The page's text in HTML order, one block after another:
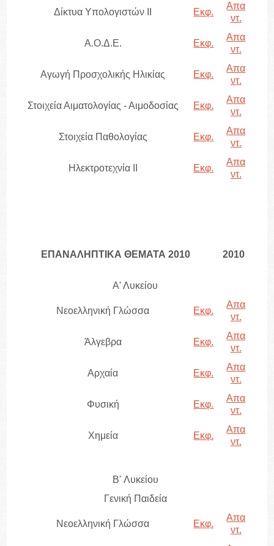
Δίκτυα Υπολογιστών ΙΙ Εκφ.
Απα
ντ.
Α.Ο.Δ.Ε. Εκφ.
Απα
ντ.
Αγωγή Προσχολικής Ηλικίας Εκφ.
Απα
ντ.
Στοιχεία Αιματολογίας - Αιμοδοσίας Εκφ.
Απα
ντ.
Στοιχεία Παθολογίας Εκφ.
Απα
ντ.
Ηλεκτροτεχνία ΙΙ Εκφ.
Απα
ντ.
ΕΠΑΝΑΛΗΠΤΙΚΑ ΘΕΜΑΤΑ 2010 2010
Α' Λυκείου
Νεοελληνική Γλώσσα Εκφ.
Απα
ντ.
Άλγεβρα Εκφ.
Απα
ντ.
Αρχαία Εκφ.
Απα
ντ.
Φυσική Εκφ.
Απα
ντ.
Χημεία Εκφ.
Απα
ντ.
B' Λυκείου
Γενική Παιδεία
Νεοελληνική Γλώσσα Εκφ.
Απα
ντ.